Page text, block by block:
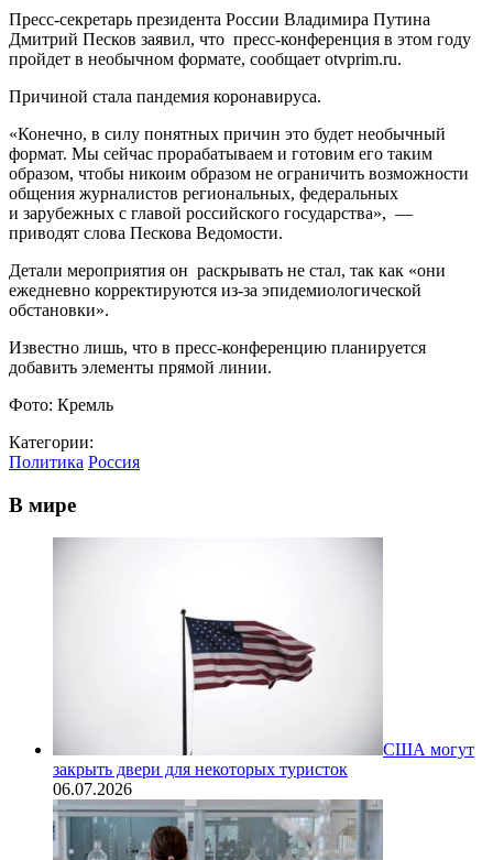
Пресс-секретарь президента России Владимира Путина
Дмитрий Песков заявил, что пресс-конференция в этом году
пройдет в необычном формате, сообщает otvprim.ru.
Причиной стала пандемия коронавируса.
«Конечно, в силу понятных причин это будет необычный
формат. Мы сейчас прорабатываем и готовим его таким
образом, чтобы никоим образом не ограничить возможности
общения журналистов региональных, федеральных
и зарубежных с главой российского государства», —
приводят слова Пескова Ведомости.
Детали мероприятия он раскрывать не стал, так как «они
ежедневно корректируются из-за эпидемиологической
обстановки».
Известно лишь, что в пресс-конференцию планируется
добавить элементы прямой линии.
Фото: Кремль
Категории:
Политика Россия
В мире
США могут
закрыть двери для некоторых туристок
06.07.2026